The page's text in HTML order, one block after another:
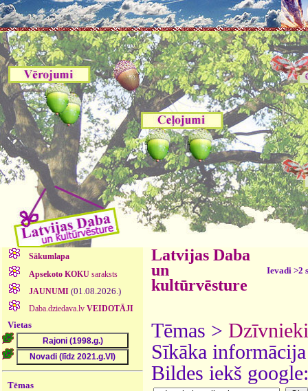
Sākumlapa
Apsekoto KOKUsaraksts
JAUNUMI (01.08.2026.)
Daba.dziedava.lv VEIDOTĀJI
Vietas
Tēmas
Latvijas Daba
un
kultūrvēsture
Ievadi >2
Tēmas > Dzīvnieki
Sīkāka
Bildes iekš